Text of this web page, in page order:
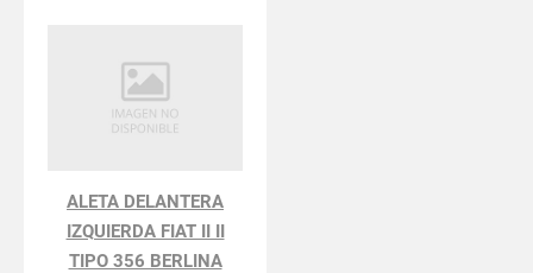
ALETA DELANTERA
IZQUIERDA FIAT II II
TIPO 356 BERLINA